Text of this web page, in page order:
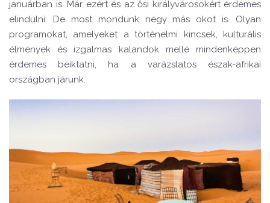
januárban is. Már ezért és az ősi királyvárosokért érdemes
elindulni. De most mondunk négy más okot is. Olyan
programokat, amelyeket a történelmi kincsek, kulturális
élmények és izgalmas kalandok mellé mindenképpen
érdemes beiktatni, ha a varázslatos észak-afrikai
országban járunk.